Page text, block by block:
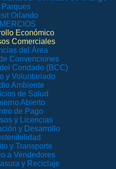
Parques
Orlando
Económico
Comerciales
del Área
Convenciones
Condado (BCC)
y Voluntariado
Ambiente
de Salud
Abierto
de Pago
y Licencias
y Desarrollo
y Transporte
a Vendedores
y Reciclaje